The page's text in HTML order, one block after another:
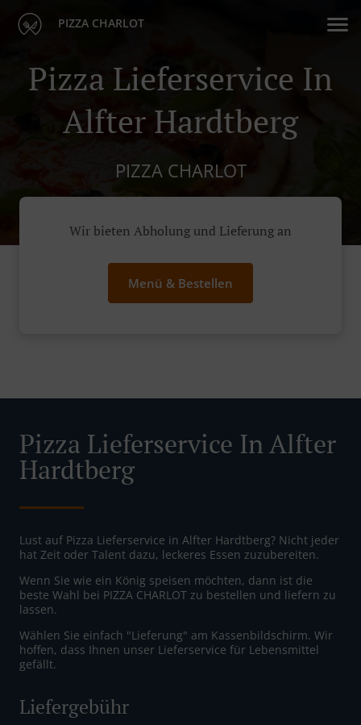
PIZZA CHARLOT
Pizza Lieferservice In
Alfter Hardtberg
PIZZA CHARLOT
Wir bieten Abholung und Lieferung an
Menü & Bestellen
Pizza Lieferservice In Alfter
Hardtberg
Lust auf Pizza Lieferservice in Alfter Hardtberg? Nicht jeder
hat Zeit oder Talent dazu, leckeres Essen zuzubereiten.
Wenn Sie wie ein König speisen möchten, dann ist die
beste Wahl bei PIZZA CHARLOT zu bestellen und liefern zu
lassen.
Wählen Sie einfach "Lieferung" am Kassenbildschirm. Wir
hoffen, dass Ihnen unser Lieferservice für Lebensmittel
gefällt.
Liefergebühr